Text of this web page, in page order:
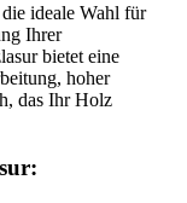
ideale Wahl für
Ihrer
bietet eine
hoher
das Ihr Holz